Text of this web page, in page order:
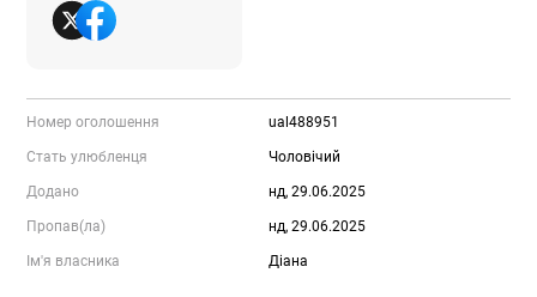
Номер оголошення ual488951
Стать улюбленця Чоловічий
Додано нд, 29.06.2025
Пропав(ла) нд, 29.06.2025
Ім'я власника Діана